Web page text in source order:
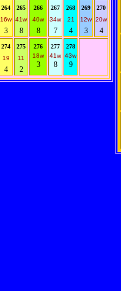
264
16w
3
265
41w
8
266
40w
8
267
34w
7
268
21
4
269
12w
3
270
20w
4
274
19
4
275
11
2
276
18w
3
277
41w
8
278
43w
9